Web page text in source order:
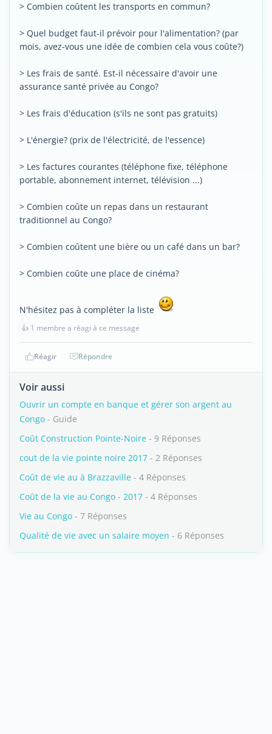
> Combien coûtent les transports en commun?
> Quel budget faut-il prévoir pour l'alimentation? (par
mois, avez-vous une idée de combien cela vous coûte?)
> Les frais de santé. Est-il nécessaire d'avoir une
assurance santé privée au Congo?
> Les frais d'éducation (s'ils ne sont pas gratuits)
> L'énergie? (prix de l'électricité, de l'essence)
> Les factures courantes (téléphone fixe, téléphone
portable, abonnement internet, télévision ...)
> Combien coûte un repas dans un restaurant
traditionnel au Congo?
> Combien coûtent une bière ou un café dans un bar?
> Combien coûte une place de cinéma?
N'hésitez pas à compléter la liste
👍 1 membre a réagi à ce message
Réagir Répondre
Voir aussi
Ouvrir un compte en banque et gérer son argent au
Congo - Guide
Coût Construction Pointe-Noire - 9 Réponses
cout de la vie pointe noire 2017 - 2 Réponses
Coût de vie au à Brazzaville - 4 Réponses
Coût de la vie au Congo - 2017 - 4 Réponses
Vie au Congo - 7 Réponses
Qualité de vie avec un salaire moyen - 6 Réponses